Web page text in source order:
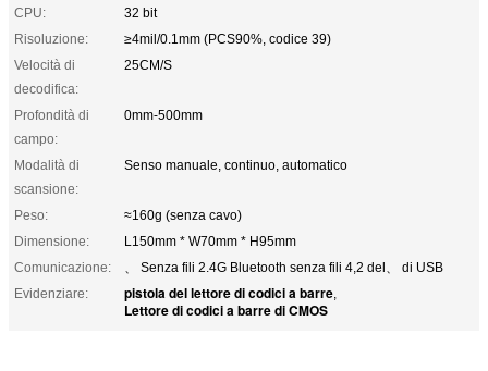
CPU:
32 bit
Risoluzione:
≥4mil/0.1mm (PCS90%, codice 39)
Velocità di
decodifica:
25CM/S
Profondità di
campo:
0mm-500mm
Modalità di
scansione:
Senso manuale, continuo, automatico
Peso:
≈160g (senza cavo)
Dimensione:
L150mm * W70mm * H95mm
Comunicazione:
、 Senza fili 2.4G Bluetooth senza fili 4,2 del、 di USB
Evidenziare:
pistola del lettore di codici a barre,
Lettore di codici a barre di CMOS